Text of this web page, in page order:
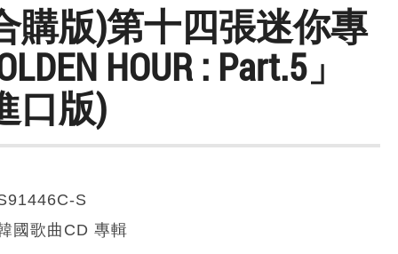
購版)第十四張迷你專
HOUR : Part.5」
口版)
S
國歌曲CD 專輯